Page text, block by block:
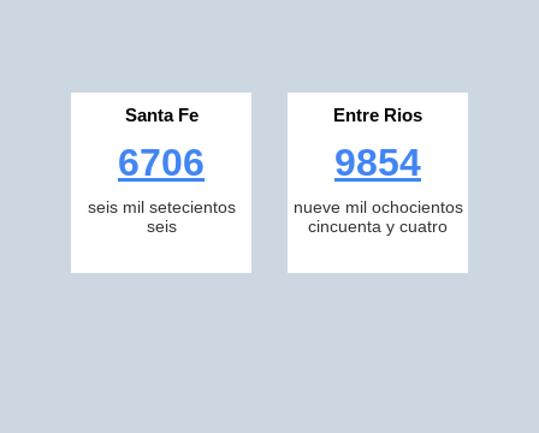
Santa Fe
6706
seis mil setecientos
seis
Entre Rios
9854
nueve mil ochocientos
cincuenta y cuatro